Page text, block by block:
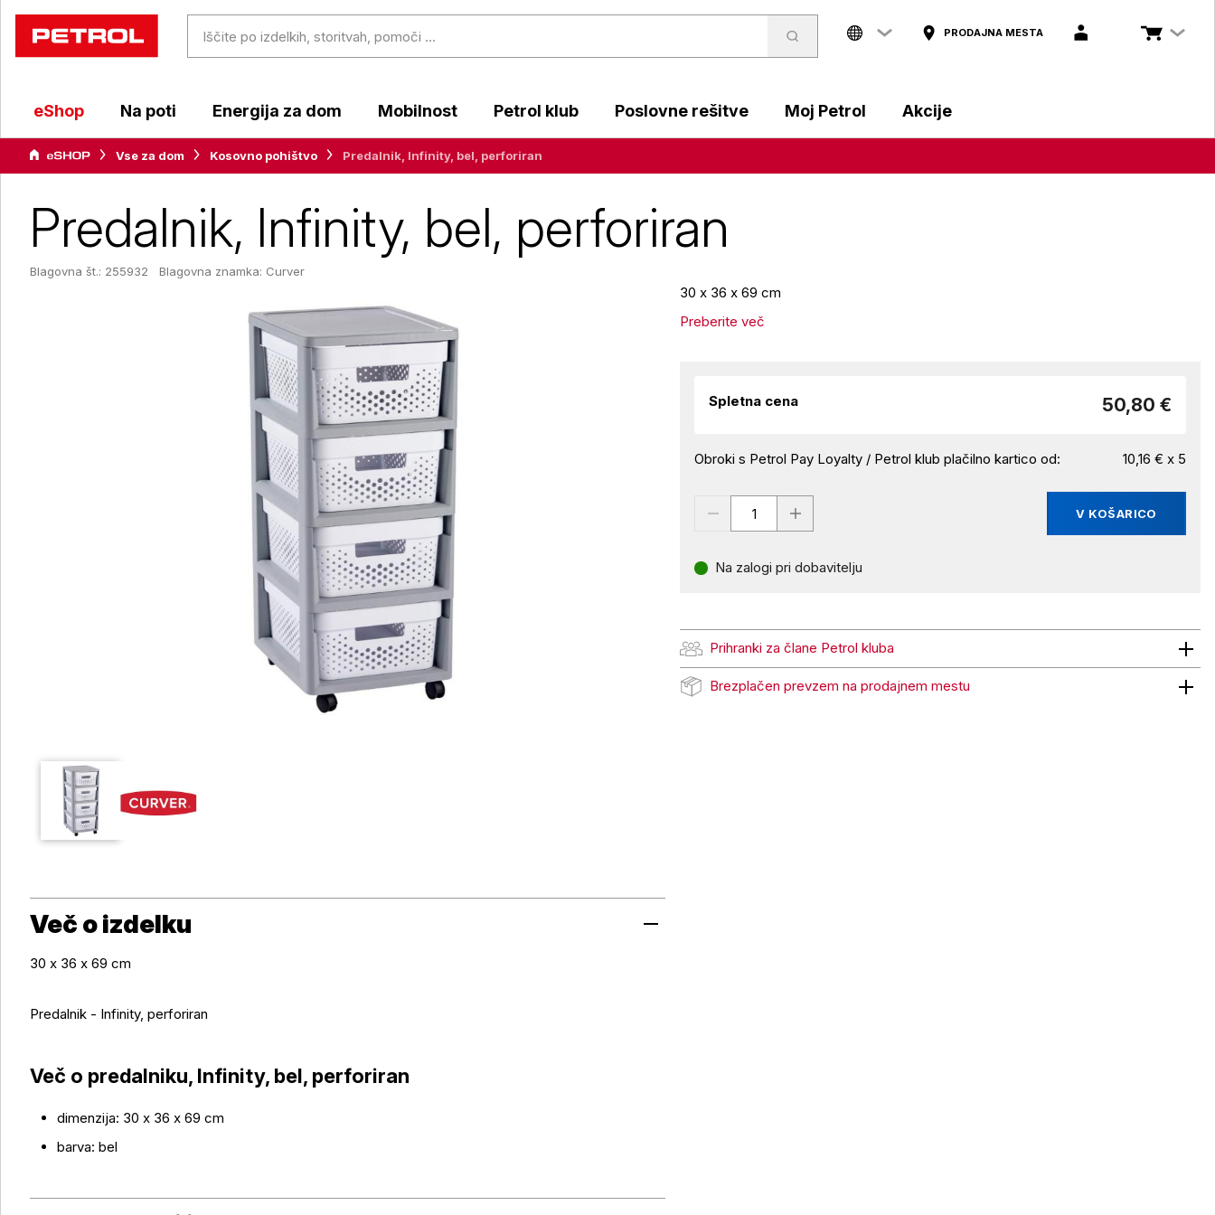
PRODAJNA MESTA
eShop Na poti Energija za dom Mobilnost Petrol klub Poslovne rešitve Moj Petrol Akcije
Vse za dom Kosovno pohištvo Predalnik, Infinity, bel, perforiran
Predalnik, Infinity, bel, perforiran
Blagovna št.: 255932 Blagovna znamka: Curver
30 x 36 x 69 cm
Preberite več
Spletna cena 50,80 €
Obroki s Petrol Pay Loyalty / Petrol klub plačilno kartico od: 10,16 € x 5
V KOŠARICO
Na zalogi pri dobavitelju
Prihranki za člane Petrol kluba
Prihranki za člane Petrol kluba
Brezplačen prevzem na prodajnem mestu
Brezplačen prevzem na prodajnem mestu
Več o izdelku
30 x 36 x 69 cm
Predalnik - Infinity, perforiran
Več o predalniku, Infinity, bel, perforiran
dimenzija: 30 x 36 x 69 cm
barva: bel